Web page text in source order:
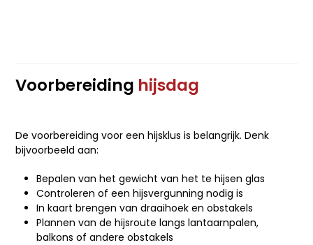
Voorbereiding hijsdag
De voorbereiding voor een hijsklus is belangrijk. Denk
bijvoorbeeld aan:
Bepalen van het gewicht van het te hijsen glas
Controleren of een hijsvergunning nodig is
In kaart brengen van draaihoek en obstakels
Plannen van de hijsroute langs lantaarnpalen,
balkons of andere obstakels